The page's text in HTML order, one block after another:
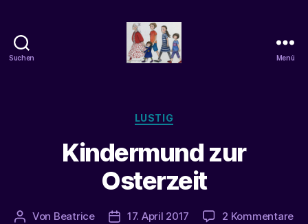
Suchen Menü
Kategorien
LUSTIG
Kindermund zur
Osterzeit
Beitragsautor
Von Beatrice Veröffentlichungsdatum
17. April 2017 2 Kommentarezu